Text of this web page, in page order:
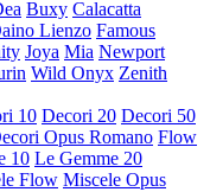
Buxy Calacatta
Lienzo Famous
Joya Mia Newport
Wild Onyx Zenith
10 Decori 20 Decori 50
Opus Romano Flow
10 Le Gemme 20
Flow Miscele Opus